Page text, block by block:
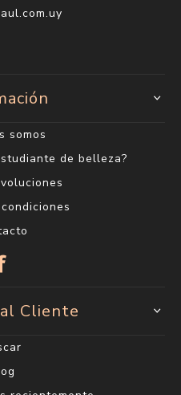
somos
de belleza?
Cliente